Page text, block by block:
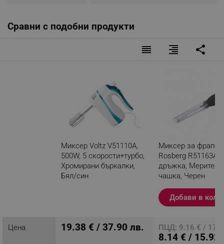
Сравни с подобни продукти
reorder format_align_right share
Миксер Voltz V51110A,
500W, 5 скорости+турбо,
Хромирани бъркалки,
Бял/син
Миксер за фрапе
Rosberg R51163A,
дръжка,
чашка, Черен
Добави в
Цена 19.38 € / 37.90 лв. ПЦД: 9.16 € /
8.14 € / 15.92